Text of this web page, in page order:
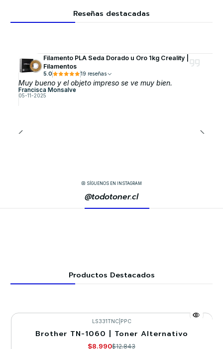
Reseñas destacadas
Filamento PLA Seda Dorado u Oro 1kg Creality |
Filamentos
5.0 19 reseñas
Muy bueno y el objeto impreso se ve muy bien.
Francisca Monsalve
05-11-2025
SÍGUENOS EN INSTAGRAM
@todotoner.cl
Productos Destacados
-30%
LS331TNC| PPC
Brother TN-1060 | Toner Alternativo
$8.990$12.843